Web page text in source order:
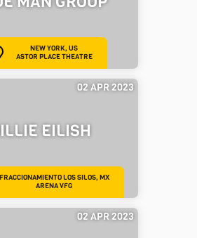
NEW YORK, US
ASTOR PLACE THEATRE
02 APR 2023
EILISH
FRACCIONAMIENTO LOS SILOS, MX
ARENA VFG
02 APR 2023